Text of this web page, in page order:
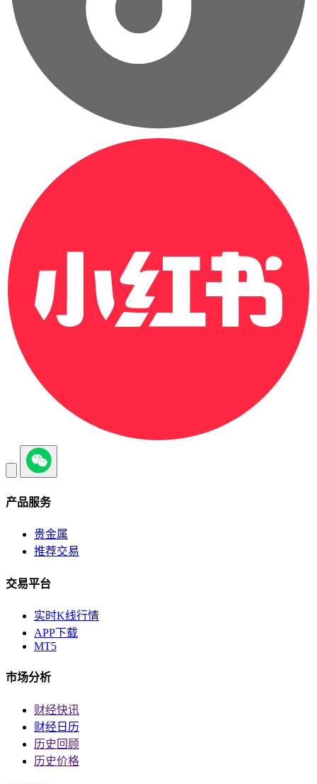
产品服务
贵金属
推荐交易
交易平台
实时K线行情
APP下载
MT5
市场分析
财经快讯
财经日历
历史回顾
历史价格